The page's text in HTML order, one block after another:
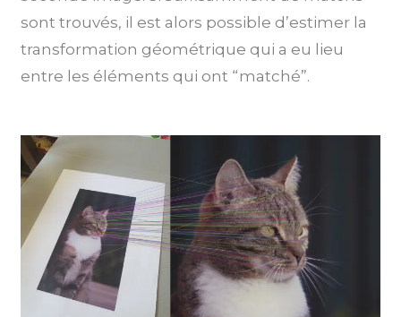
sont trouvés, il est alors possible d’estimer la
transformation géométrique qui a eu lieu
entre les éléments qui ont “matché”.